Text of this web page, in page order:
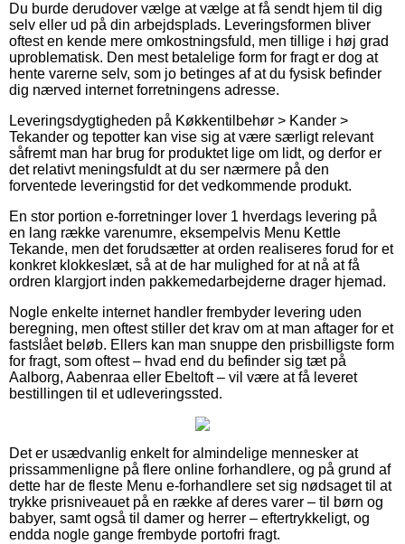
Du burde derudover vælge at vælge at få sendt hjem til dig
selv eller ud på din arbejdsplads. Leveringsformen bliver
oftest en kende mere omkostningsfuld, men tillige i høj grad
uproblematisk. Den mest betalelige form for fragt er dog at
hente varerne selv, som jo betinges af at du fysisk befinder
dig nærved internet forretningens adresse.
Leveringsdygtigheden på Køkkentilbehør > Kander >
Tekander og tepotter kan vise sig at være særligt relevant
såfremt man har brug for produktet lige om lidt, og derfor er
det relativt meningsfuldt at du ser nærmere på den
forventede leveringstid for det vedkommende produkt.
En stor portion e-forretninger lover 1 hverdags levering på
en lang række varenumre, eksempelvis Menu Kettle
Tekande, men det forudsætter at orden realiseres forud for et
konkret klokkeslæt, så at de har mulighed for at nå at få
ordren klargjort inden pakkemedarbejderne drager hjemad.
Nogle enkelte internet handler frembyder levering uden
beregning, men oftest stiller det krav om at man aftager for et
fastslået beløb. Ellers kan man snuppe den prisbilligste form
for fragt, som oftest – hvad end du befinder sig tæt på
Aalborg, Aabenraa eller Ebeltoft – vil være at få leveret
bestillingen til et udleveringssted.
Det er usædvanlig enkelt for almindelige mennesker at
prissammenligne på flere online forhandlere, og på grund af
dette har de fleste Menu e-forhandlere set sig nødsaget til at
trykke prisniveauet på en række af deres varer – til børn og
babyer, samt også til damer og herrer – eftertrykkeligt, og
endda nogle gange frembyde portofri fragt.